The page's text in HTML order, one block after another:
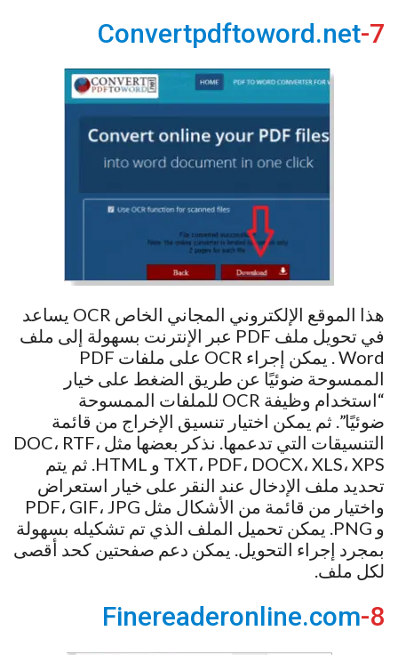
7-
Convertpdftoword.net
هذا الموقع الإلكتروني المجاني الخاص OCR يساعد
في تحويل ملف PDF عبر الإنترنت بسهولة إلى ملف
Word . يمكن إجراء OCR على ملفات PDF
الممسوحة ضوئيًا عن طريق الضغط على خيار
“استخدام وظيفة OCR للملفات الممسوحة
ضوئيًا”. ثم يمكن اختيار تنسيق الإخراج من قائمة
التنسيقات التي تدعمها. نذكر بعضها مثل DOC، RTF،
TXT، PDF، DOCX، XLS، XPS و HTML. ثم يتم
تحديد ملف الإدخال عند النقر على خيار استعراض
واختيار من قائمة من الأشكال مثل PDF، GIF، JPG
و PNG. يمكن تحميل الملف الذي تم تشكيله بسهولة
بمجرد إجراء التحويل. يمكن دعم صفحتين كحد أقصى
لكل ملف.
8-
Finereaderonline.com